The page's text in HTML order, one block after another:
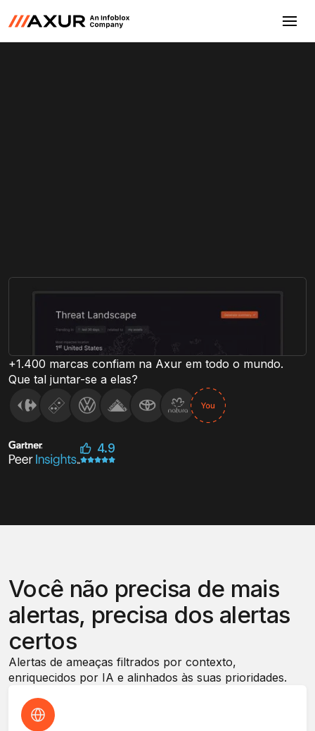
Conheça a plataforma
Conheça a plataforma
Veja o CTI da Axur em ação
+1.400 marcas confiam na Axur em todo o mundo.
Que tal juntar-se a elas?
4.9
Você não precisa de mais
alertas, precisa dos alertas
certos
Alertas de ameaças filtrados por contexto,
enriquecidos por IA e alinhados às suas prioridades.